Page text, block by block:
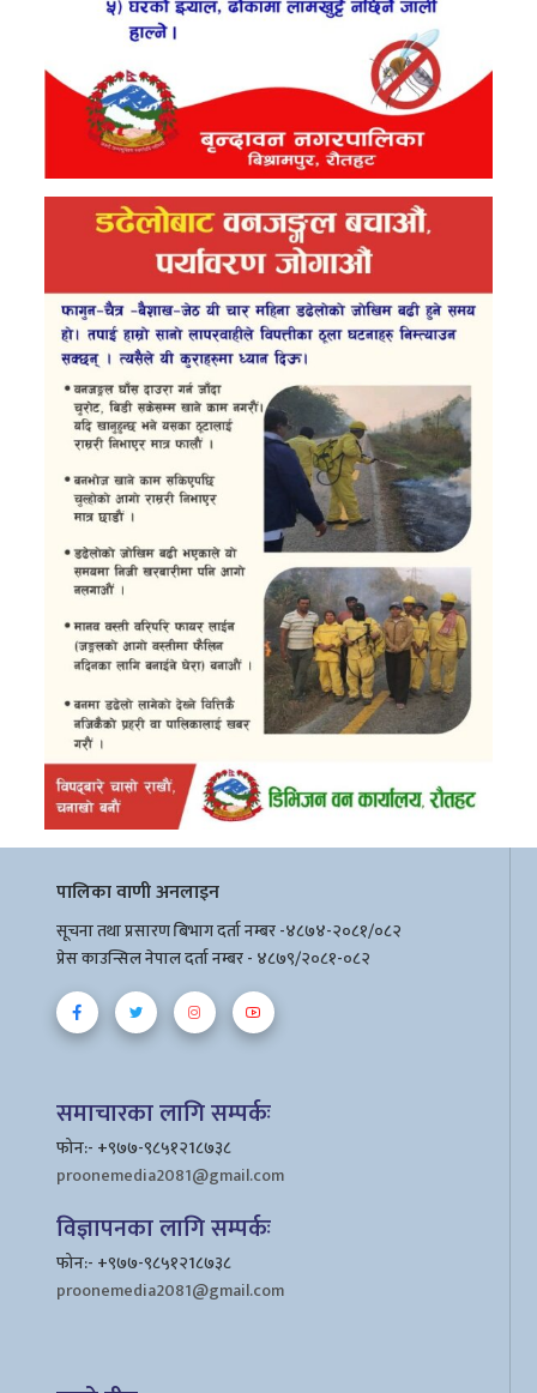
पालिका वाणी अनलाइन
सूचना तथा प्रसारण बिभाग दर्ता नम्बर -४८७४-२०८१/०८२
प्रेस काउन्सिल नेपाल दर्ता नम्बर - ४८७९/२०८१-०८२
समाचारका लागि सम्पर्कः
फोन:- +९७७-९८५१२1८७३८
proonemedia2081@gmail.com
विज्ञापनका लागि सम्पर्कः
फोन:- +९७७-९८५१२1८७३८
proonemedia2081@gmail.com